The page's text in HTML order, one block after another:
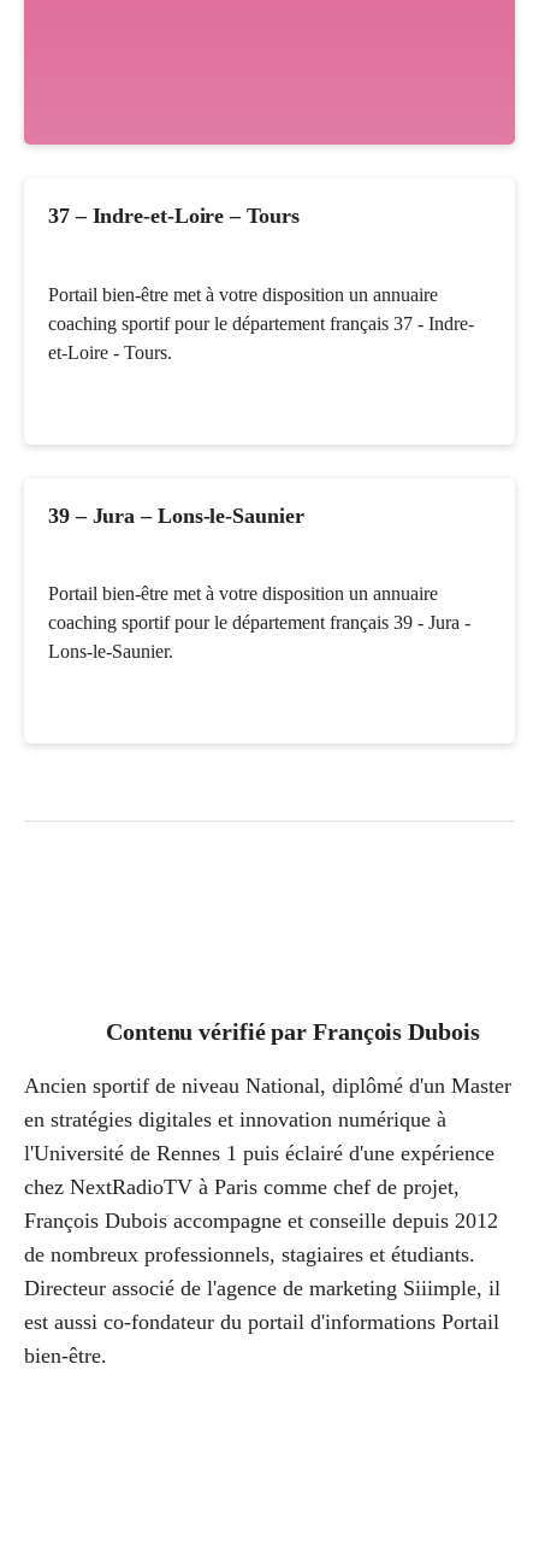
37 – Indre-et-Loire – Tours
Portail bien-être met à votre disposition un annuaire
coaching sportif pour le département français 37 - Indre-
et-Loire - Tours.
39 – Jura – Lons-le-Saunier
Portail bien-être met à votre disposition un annuaire
coaching sportif pour le département français 39 - Jura -
Lons-le-Saunier.
Contenu vérifié par François Dubois
Ancien sportif de niveau National, diplômé d'un Master
en stratégies digitales et innovation numérique à
l'Université de Rennes 1 puis éclairé d'une expérience
chez NextRadioTV à Paris comme chef de projet,
François Dubois accompagne et conseille depuis 2012
de nombreux professionnels, stagiaires et étudiants.
Directeur associé de l'agence de marketing Siiimple, il
est aussi co-fondateur du portail d'informations Portail
bien-être.